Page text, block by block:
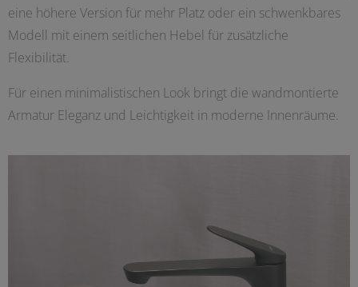
eine höhere Version für mehr Platz oder ein schwenkbares
Modell mit einem seitlichen Hebel für zusätzliche
Flexibilität.
Für einen minimalistischen Look bringt die wandmontierte
Armatur Eleganz und Leichtigkeit in moderne Innenräume.